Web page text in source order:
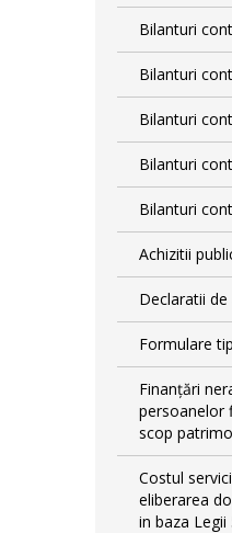
Bilanturi
Bilanturi
Bilanturi
Bilanturi
Bilanturi
Achizitii
Declaratii
Formulare tip
Finanțări
persoanelor
scop
Costul
eliberarea
in baza Legii